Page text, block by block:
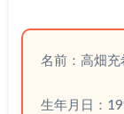
名前：高畑
生年月日：